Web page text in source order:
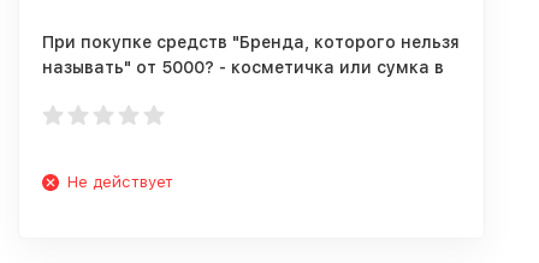
При покупке средств "Бренда, которого нельзя
называть" от 5000? - косметичка или сумка в
Не действует